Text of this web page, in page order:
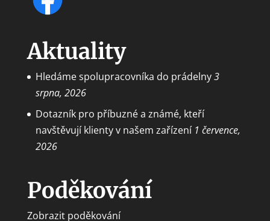
Aktuality
Hledáme spolupracovníka do prádelny3
srpna, 2026
Dotazník pro příbuzné a známé, kteří
navštěvují klienty v našem zařízení 1 července,
2026
Poděkování
Zobrazit poděkování